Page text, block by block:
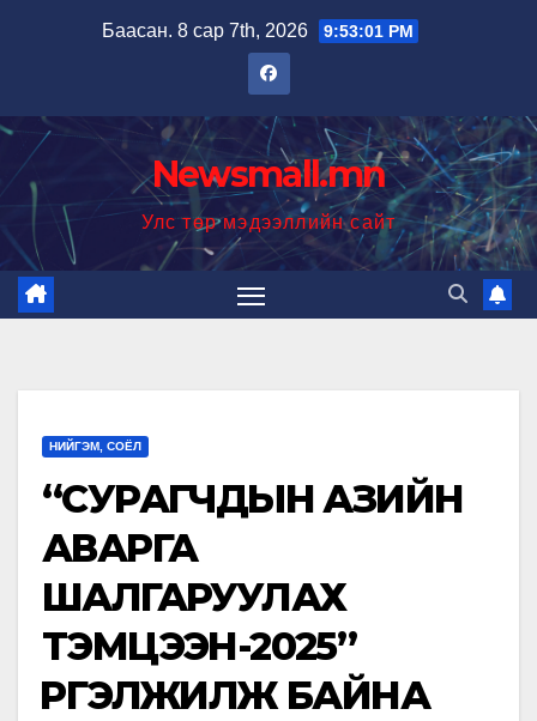
Баасан. 8 сар 7th, 2026 9:53:02 PM
Newsmall.mn
Улс төр мэдээллийн сайт
НИЙГЭМ, СОЁЛ
“СУРАГЧДЫН АЗИЙН
АВАРГА
ШАЛГАРУУЛАХ
ТЭМЦЭЭН-2025”
ҮРГЭЛЖИЛЖ БАЙНА